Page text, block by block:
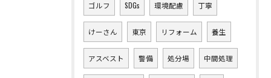
ゴルフ SDGs 環境配慮 丁寧
けーさん 東京 リフォーム 養生
アスベスト 警備 処分場 中間処理